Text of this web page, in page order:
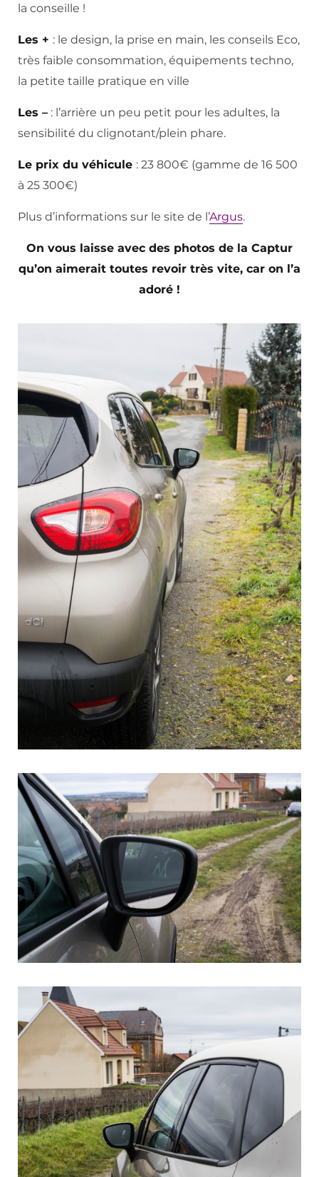
la conseille !
Les + : le design, la prise en main, les conseils Eco,
très faible consommation, équipements techno,
la petite taille pratique en ville
Les – : l’arrière un peu petit pour les adultes, la
sensibilité du clignotant/plein phare.
Le prix du véhicule : 23 800€ (gamme de 16 500
à 25 300€)
Plus d’informations sur le site de l’Argus.
On vous laisse avec des photos de la Captur
qu’on aimerait toutes revoir très vite, car on l’a
adoré !